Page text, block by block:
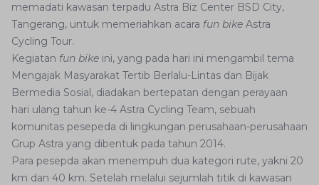
memadati kawasan terpadu Astra Biz Center BSD City,
Tangerang, untuk memeriahkan acara fun bike Astra
Cycling Tour.
Kegiatan fun bike ini, yang pada hari ini mengambil tema
Mengajak Masyarakat Tertib Berlalu-Lintas dan Bijak
Bermedia Sosial, diadakan bertepatan dengan perayaan
hari ulang tahun ke-4 Astra Cycling Team, sebuah
komunitas pesepeda di lingkungan perusahaan-perusahaan
Grup Astra yang dibentuk pada tahun 2014.
Para pesepda akan menempuh dua kategori rute, yakni 20
km dan 40 km. Setelah melalui sejumlah titik di kawasan